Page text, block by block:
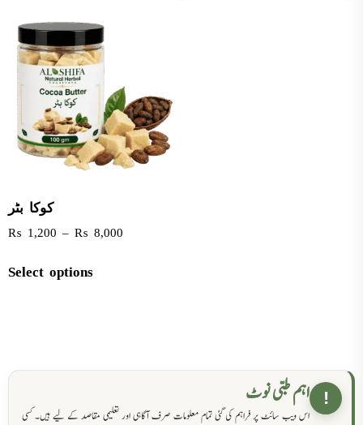
کوکا بٹر
₨ 1,200 – ₨ 8,000
Select options
! اہم طبی نوٹ
اس ویب سائٹ پر فراہم کی گئی تمام معلومات صرف آگاہی اور تعلیمی مقاصد کے لیے ہیں۔ کسی